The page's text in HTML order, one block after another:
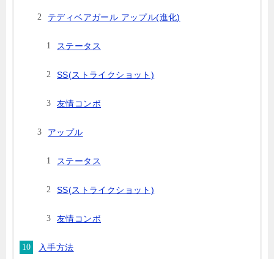
テディベアガール アップル(進化)
ステータス
SS(ストライクショット)
友情コンボ
アップル
ステータス
SS(ストライクショット)
友情コンボ
入手方法